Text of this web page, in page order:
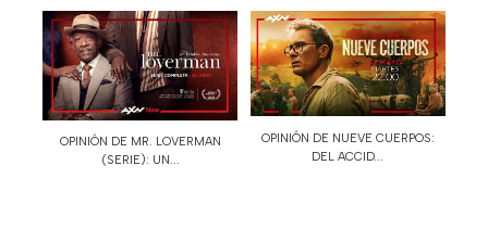
OPINIÓN DE MR. LOVERMAN
(SERIE): UN...
OPINIÓN DE NUEVE CUERPOS:
DEL ACCID...